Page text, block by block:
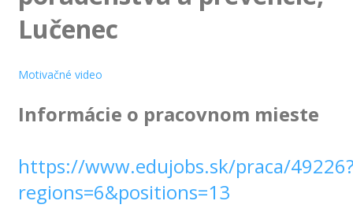
Lučenec
Motivačné video
Informácie o pracovnom mieste
https://www.edujobs.sk/praca/
regions=6&positions=13